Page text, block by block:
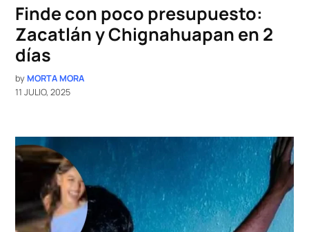
Finde con poco presupuesto:
Zacatlán y Chignahuapan en 2
días
by MORTA MORA
11 JULIO, 2025